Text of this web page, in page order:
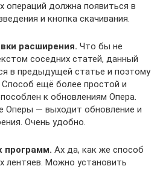
операций должна появиться в
и кнопка скачивания.
расширения. Что бы не
соседних статей, данный
в предыдущей статье и поэтому
ещё более простой и
к обновлениям Опера.
Оперы — выходит обновление и
Очень удобно.
программ. Ах да, как же способ
лентяев. Можно установить